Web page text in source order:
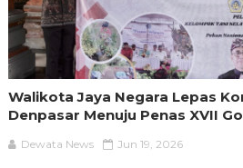
Walikota Jaya Negara Lepas
Denpasar Menuju Penas XVII
Dewata News Jun 19, 2026